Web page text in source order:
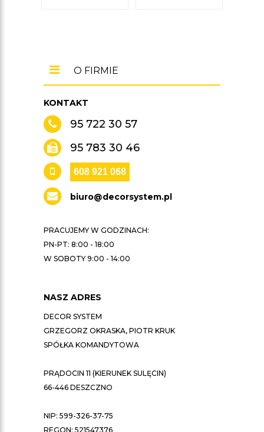
KONTAKT
95 722 30 57
95 783 30 46
608 921 068
biuro@decorsystem.pl
PRACUJEMY W GODZINACH:
PN-PT: 8:00 - 18:00
W SOBOTY 9:00 - 14:00
NASZ ADRES
DECOR SYSTEM
GRZEGORZ OKRASKA, PIOTR KRUK
SPÓŁKA KOMANDYTOWA
PRĄDOCIN 11 (KIERUNEK SULĘCIN)
66-446 DESZCZNO
NIP: 599-326-37-75
REGON: 521547376
O FIRMIE